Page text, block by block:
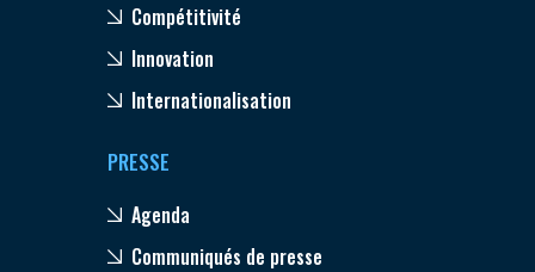
Compétitivité
Innovation
Internationalisation
PRESSE
Agenda
Communiqués de presse